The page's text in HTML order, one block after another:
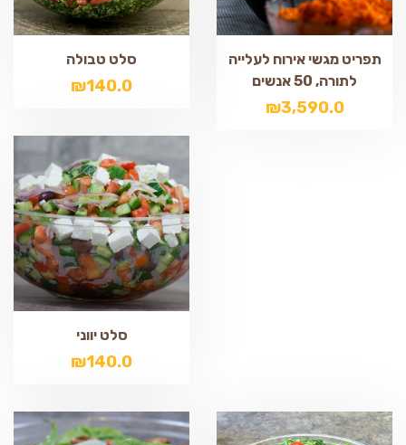
תפריט מגשי אירוח לעלייה
לתורה, 50 אנשים
₪3,590.0
סלט טבולה
₪140.0
סלט יווני
₪140.0